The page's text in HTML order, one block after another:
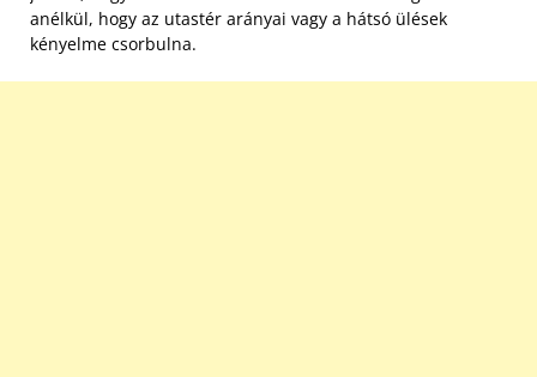
anélkül, hogy az utastér arányai vagy a hátsó ülések
kényelme csorbulna.